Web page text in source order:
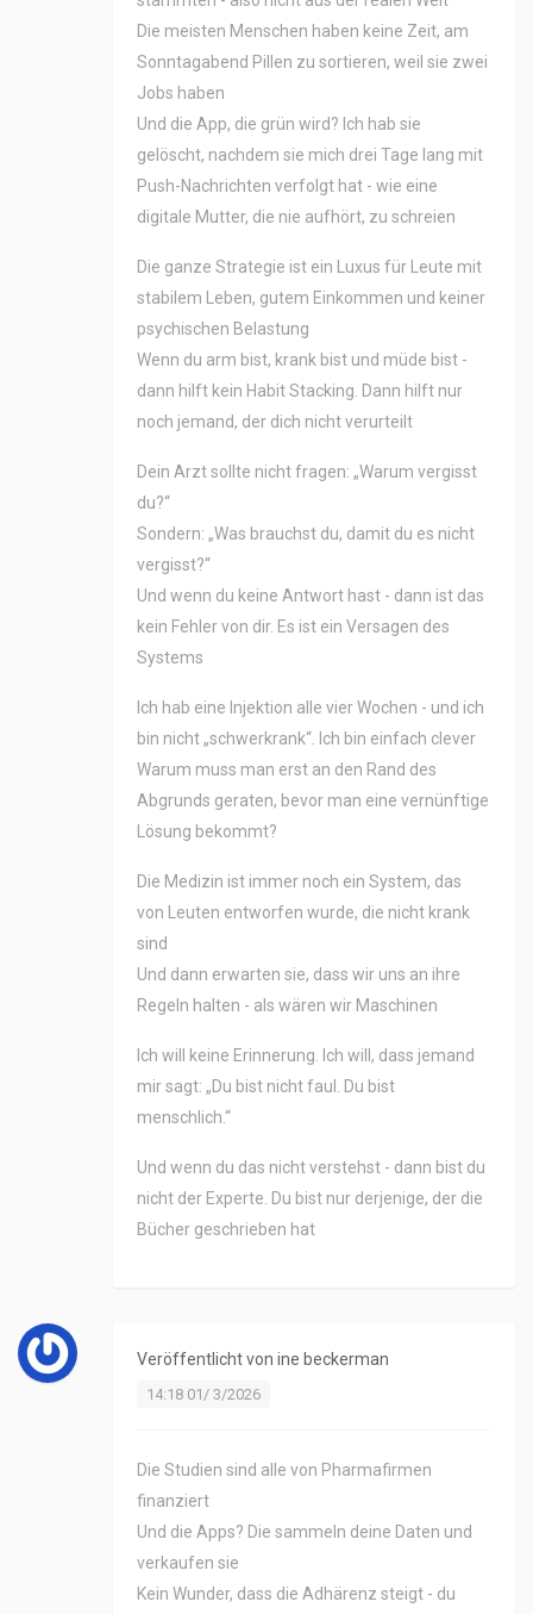
Die meisten Menschen haben keine Zeit, am
Sonntagabend Pillen zu sortieren, weil sie zwei
Jobs haben
Und die App, die grün wird? Ich hab sie
gelöscht, nachdem sie mich drei Tage lang mit
Push-Nachrichten verfolgt hat - wie eine
digitale Mutter, die nie aufhört, zu schreien
Die ganze Strategie ist ein Luxus für Leute mit
stabilem Leben, gutem Einkommen und keiner
psychischen Belastung
Wenn du arm bist, krank bist und müde bist -
dann hilft kein Habit Stacking. Dann hilft nur
noch jemand, der dich nicht verurteilt
Dein Arzt sollte nicht fragen: „Warum vergisst
du?“
Sondern: „Was brauchst du, damit du es nicht
vergisst?“
Und wenn du keine Antwort hast - dann ist das
kein Fehler von dir. Es ist ein Versagen des
Systems
Ich hab eine Injektion alle vier Wochen - und ich
bin nicht „schwerkrank“. Ich bin einfach clever
Warum muss man erst an den Rand des
Abgrunds geraten, bevor man eine vernünftige
Lösung bekommt?
Die Medizin ist immer noch ein System, das
von Leuten entworfen wurde, die nicht krank
sind
Und dann erwarten sie, dass wir uns an ihre
Regeln halten - als wären wir Maschinen
Ich will keine Erinnerung. Ich will, dass jemand
mir sagt: „Du bist nicht faul. Du bist
menschlich.“
Und wenn du das nicht verstehst - dann bist du
nicht der Experte. Du bist nur derjenige, der die
Bücher geschrieben hat
Veröffentlicht von ine beckerman
14:18 01/ 3/2026
Die Studien sind alle von Pharmafirmen
finanziert
Und die Apps? Die sammeln deine Daten und
verkaufen sie
Kein Wunder, dass die Adhärenz steigt - du